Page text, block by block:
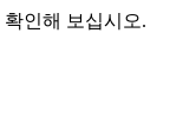
인해 보십시오.